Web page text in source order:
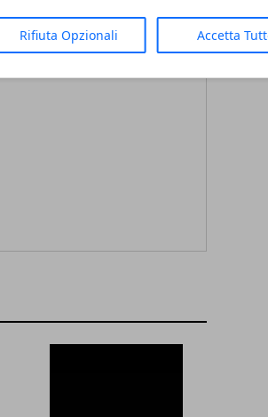
Rifiuta Opzionali Accetta